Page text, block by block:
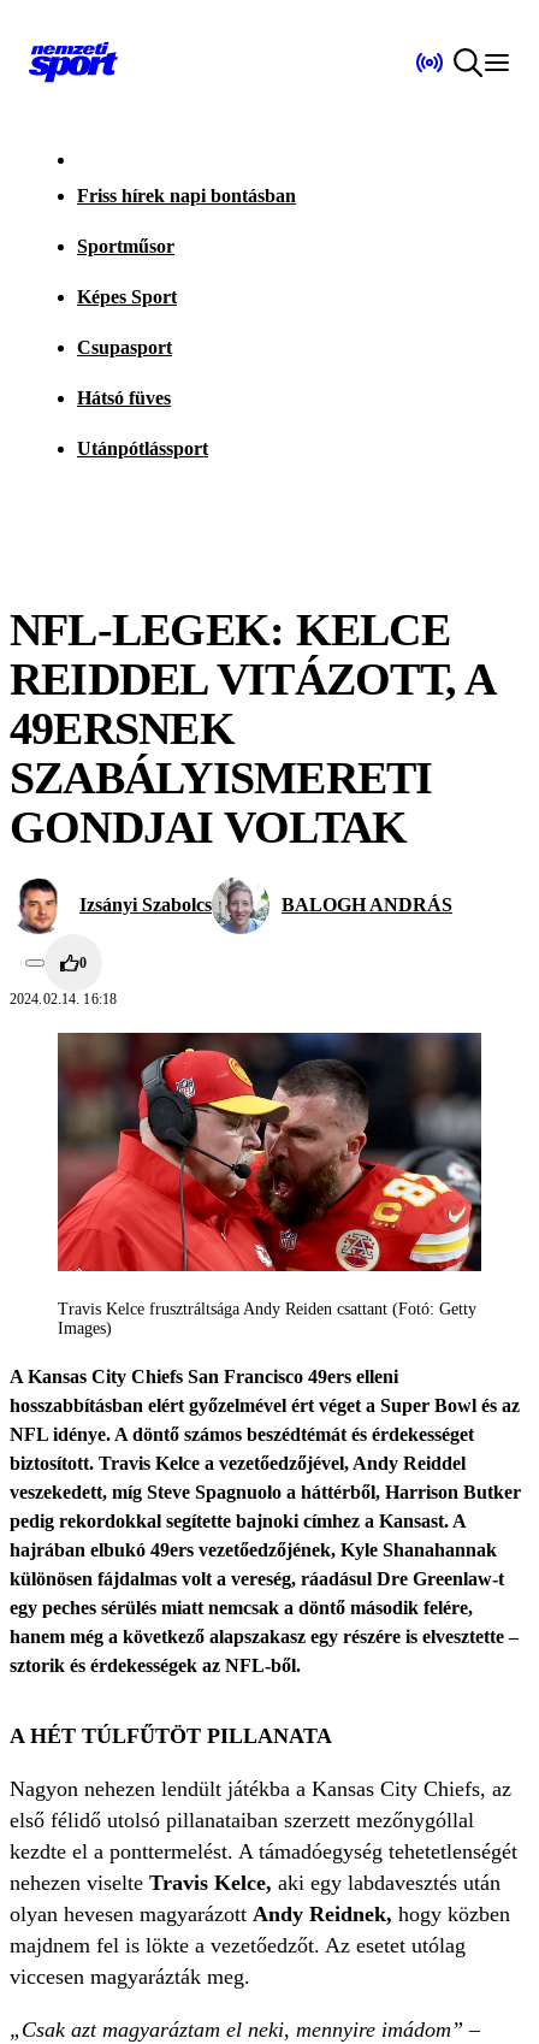
Friss hírek napi bontásban
Sportműsor
Képes Sport
Csupasport
Hátsó füves
Utánpótlássport
NFL-LEGEK: KELCE
REIDDEL VITÁZOTT, A
49ERSNEK
SZABÁLYISMERETI
GONDJAI VOLTAK
Izsányi Szabolcs BALOGH ANDRÁS
0
2024.02.14. 16:18
Travis Kelce frusztráltsága Andy Reiden csattant (Fotó: Getty
Images)
A Kansas City Chiefs San Francisco 49ers elleni
hosszabbításban elért győzelmével ért véget a Super Bowl és az
NFL idénye. A döntő számos beszédtémát és érdekességet
biztosított. Travis Kelce a vezetőedzőjével, Andy Reiddel
veszekedett, míg Steve Spagnuolo a háttérből, Harrison Butker
pedig rekordokkal segítette bajnoki címhez a Kansast. A
hajrában elbukó 49ers vezetőedzőjének, Kyle Shanahannak
különösen fájdalmas volt a vereség, ráadásul Dre Greenlaw-t
egy peches sérülés miatt nemcsak a döntő második felére,
hanem még a következő alapszakasz egy részére is elvesztette –
sztorik és érdekességek az NFL-ből.
A HÉT TÚLFŰTÖT PILLANATA
Nagyon nehezen lendült játékba a Kansas City Chiefs, az
első félidő utolsó pillanataiban szerzett mezőnygóllal
kezdte el a ponttermelést. A támadóegység tehetetlenségét
nehezen viselte Travis Kelce, aki egy labdavesztés után
olyan hevesen magyarázott Andy Reidnek, hogy közben
majdnem fel is lökte a vezetőedzőt. Az esetet utólag
viccesen magyarázták meg.
„Csak azt magyaráztam el neki, mennyire imádom” –